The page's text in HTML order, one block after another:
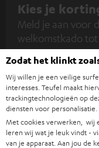
A
a
n
m
e
l
d
e
Kies je
Meld je aan voor
welkomstkado tot
EMAIL
WIDGET
Zodat het klinkt
Wij willen je een veilige
interesses. Teufel maakt
trackingtechnologieën op
diensten voor personalisatie.
Met cookies verwerken, wij
leren wij wat je leuk vindt -
van je apparaat. Aan jou de